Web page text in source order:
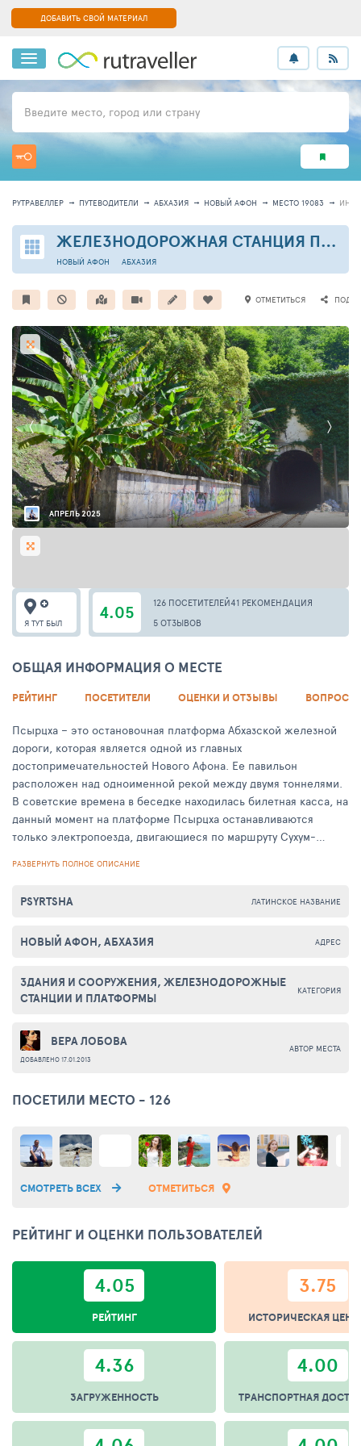
ДОБАВИТЬ СВОЙ МАТЕРИАЛ
Введите место, город или страну
РУТРАВЕЛЛЕР ПУТЕВОДИТЕЛИ АБХАЗИЯ НОВЫЙ АФОН МЕСТО 19083
ЖЕЛЕЗНОДОРОЖНАЯ СТАНЦИЯ ПСЫРЦХА
АБХАЗИЯ
НОВЫЙ АФОН
ОТМЕТИТЬСЯ
АПРЕЛЬ 2025
4.05 126 ПОСЕТИТЕЛЕЙ41 РЕКОМЕНДАЦИЯ
5 ОТЗЫВОВ
Я ТУТ БЫЛ
ОБЩАЯ ИНФОРМАЦИЯ О МЕСТЕ
РЕЙТИНГ ПОСЕТИТЕЛИ ОЦЕНКИ И ОТЗЫВЫ ВОПРОСЫ
Псырцха – это остановочная платформа Абхазской железной
дороги, которая является одной из главных
достопримечательностей Нового Афона. Ее павильон
расположен над одноименной рекой между двумя тоннелями.
В советские времена в беседке находилась билетная касса, на
данный момент на платформе Псырцха останавливаются
только электропоезда, двигающиеся по маршруту Сухум-
которая символизирует путь к гармонии и совершенству, а
абхазского языка название остановочной платформы дословно
зря – около станции произрастают великолепные пихтовые
леса. Начиная с июня 2011 года, до станции Псырцха открыто
Посетив это уникальное место, вы не только насладитесь
уникальной архитектурой сооружения, но и полюбуетесь
восхитительными пейзажами, а также подышите свежим
РАЗВЕРНУТЬ ПОЛНОЕ ОПИСАНИЕ
ЛАТИНСКОЕ НАЗВАНИЕ
PSYRTSHA
АДРЕС
НОВЫЙ АФОН, АБХАЗИЯ
КАТЕГОРИЯ
ЗДАНИЯ И СООРУЖЕНИЯ, ЖЕЛЕЗНОДОРОЖНЫЕ
СТАНЦИИ И ПЛАТФОРМЫ
АВТОР МЕСТА
ВЕРА ЛОБОВА
ДОБАВЛЕНО 17.01.2013
ПОСЕТИЛИ МЕСТО - 126
СМОТРЕТЬ ВСЕХ ОТМЕТИТЬСЯ
РЕЙТИНГ И ОЦЕНКИ ПОЛЬЗОВАТЕЛЕЙ
4.05
РЕЙТИНГ
3.75
ИСТОРИЧЕСКАЯ
4.36
ЗАГРУЖЕННОСТЬ
4.00
ТРАНСПОРТНАЯ